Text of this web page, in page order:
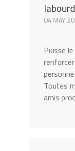
04 MAY
Puisse
Toutes
amis